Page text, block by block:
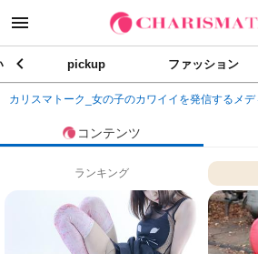
pickup ファッション
カリスマトーク_女の子のカワイイを発信するメデ
コンテンツ
ランキング